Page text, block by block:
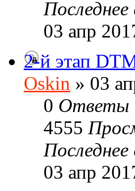
03 апр
2-й этап
Oskin » 03
0 Ответы
4555
03 апр